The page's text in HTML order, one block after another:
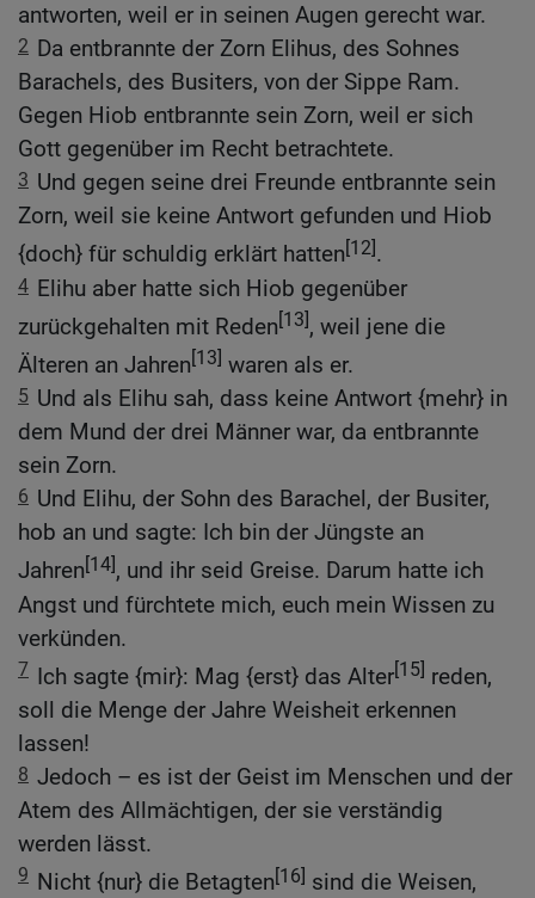
antworten, weil er in seinen Augen gerecht war.
2 Da entbrannte der Zorn Elihus, des Sohnes
Barachels, des Busiters, von der Sippe Ram.
Gegen Hiob entbrannte sein Zorn, weil er sich
Gott gegenüber im Recht betrachtete.
3 Und gegen seine drei Freunde entbrannte sein
Zorn, weil sie keine Antwort gefunden und Hiob
{doch} für schuldig erklärt hatten[12].
4 Elihu aber hatte sich Hiob gegenüber
zurückgehalten mit Reden[13], weil jene die
Älteren an Jahren[13] waren als er.
5 Und als Elihu sah, dass keine Antwort {mehr} in
dem Mund der drei Männer war, da entbrannte
sein Zorn.
6 Und Elihu, der Sohn des Barachel, der Busiter,
hob an und sagte: Ich bin der Jüngste an
Jahren[14], und ihr seid Greise. Darum hatte ich
Angst und fürchtete mich, euch mein Wissen zu
verkünden.
7 Ich sagte {mir}: Mag {erst} das Alter[15] reden,
soll die Menge der Jahre Weisheit erkennen
lassen!
8 Jedoch – es ist der Geist im Menschen und der
Atem des Allmächtigen, der sie verständig
werden lässt.
9 Nicht {nur} die Betagten[16] sind die Weisen,